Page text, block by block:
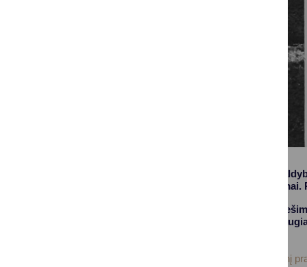
Druskininkų
mokėjimo
Elektroninius
penkiais šimtais
Užsisakyti elektroninį